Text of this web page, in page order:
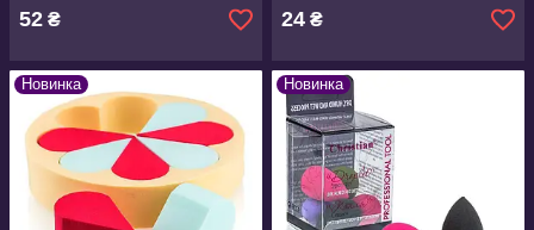
52 ₴ 24 ₴
Новинка Новинка